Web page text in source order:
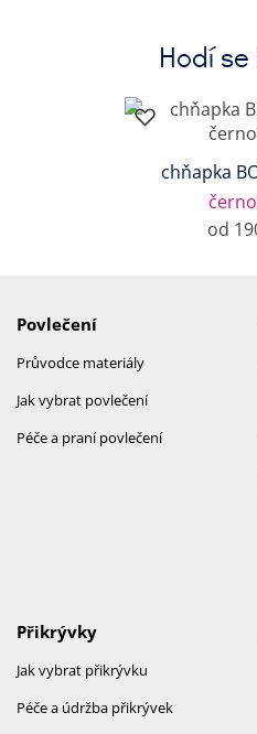
Hodí
chňapka
od
Povlečení
Průvodce materiály
Jak vybrat povlečení
Péče a praní povlečení
Přikrývky
Jak vybrat přikrývku
Péče a údržba přikrývek